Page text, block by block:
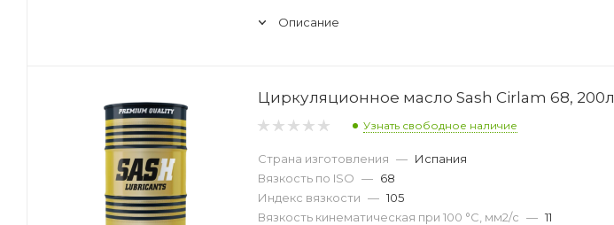
Описание
Циркуляционное масло Sash Cirlam 68, 200л
Узнать свободное наличие
Страна изготовления — Испания
Вязкость по ISO — 68
Индекс вязкости — 105
Вязкость кинематическая при 100 °С, мм2/с — 11